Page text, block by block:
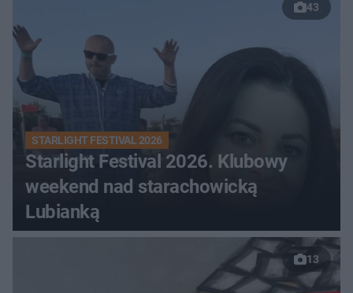
43
STARLIGHT FESTIVAL 2026
Starlight Festival 2026. Klubowy
weekend nad starachowicką
Lubianką
13